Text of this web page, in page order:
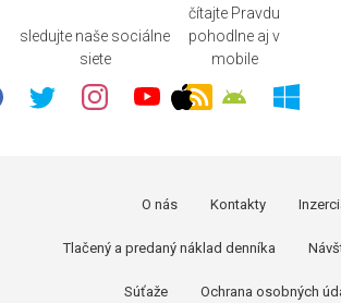
sledujte naše sociálne
siete
čítajte Pravdu
pohodlne aj v
mobile
O nás Kontakty
Tlačený a predaný náklad denníka
Súťaže Ochrana osobných